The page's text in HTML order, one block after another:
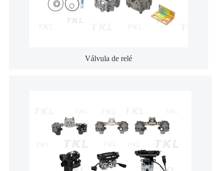
Válvula de relé